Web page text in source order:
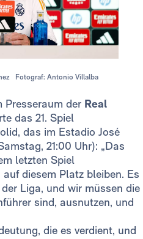
Fotograf: Antonio Villalba
Presseraum der Real
das 21. Spiel
das im Estadio José
21:00 Uhr): „Das
letzten Spiel
diesem Platz bleiben. Es
Liga, und wir müssen die
sind, ausnutzen, und
die es verdient, und